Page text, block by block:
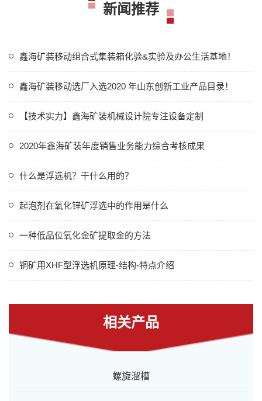
新闻推荐
鑫海矿装移动组合式集装箱化验&实验及办公生活基地！
鑫海矿装移动选厂入选2020 年山东创新工业产品目录！
【技术实力】鑫海矿装机械设计院专注设备定制
2020年鑫海矿装年度销售业务能力综合考核成果
什么是浮选机？干什么用的？
起泡剂在氧化锌矿浮选中的作用是什么
一种低品位氧化金矿提取金的方法
铜矿用XHF型浮选机原理-结构-特点介绍
相关产品
螺旋溜槽